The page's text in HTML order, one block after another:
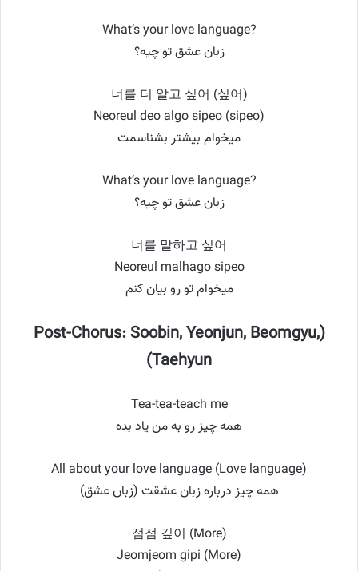
What’s your love language?
زبان عشق تو چیه؟
너를 더 알고 싶어 (싶어)
Neoreul deo algo sipeo (sipeo)
میخوام بیشتر بشناسمت
What’s your love language?
زبان عشق تو چیه؟
너를 말하고 싶어
Neoreul malhago sipeo
میخوام تو رو بیان کنم
(Post-Chorus: Soobin, Yeonjun, Beomgyu,
Taehyun)
Tea-tea-teach me
همه چیز رو به من یاد بده
All about your love language (Love language)
همه چیز درباره زبان عشقت (زبان عشق)
점점 깊이 (More)
Jeomjeom gipi (More)